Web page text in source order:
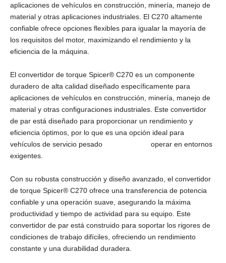
aplicaciones de vehículos en construcción, minería, manejo de
material y otras aplicaciones industriales. El C270 altamente
confiable ofrece opciones flexibles para igualar la mayoría de
los requisitos del motor, maximizando el rendimiento y la
eficiencia de la máquina.
El convertidor de torque Spicer® C270 es un componente
duradero de alta calidad diseñado específicamente para
aplicaciones de vehículos en construcción, minería, manejo de
material y otras configuraciones industriales. Este convertidor
de par está diseñado para proporcionar un rendimiento y
eficiencia óptimos, por lo que es una opción ideal para
vehículos de servicio pesado operar en entornos
exigentes.
Con su robusta construcción y diseño avanzado, el convertidor
de torque Spicer® C270 ofrece una transferencia de potencia
confiable y una operación suave, asegurando la máxima
productividad y tiempo de actividad para su equipo. Este
convertidor de par está construido para soportar los rigores de
condiciones de trabajo difíciles, ofreciendo un rendimiento
constante y una durabilidad duradera.